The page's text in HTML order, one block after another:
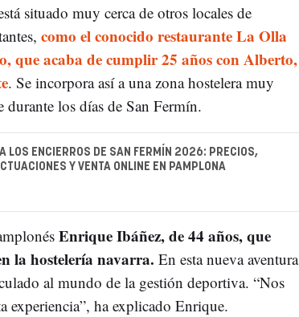
situado muy cerca de otros locales de
como el conocido restaurante La Olla
que acaba de cumplir 25 años con Alberto,
. Se incorpora así a una zona hostelera muy
durante los días de San Fermín.
LOS ENCIERROS DE SAN FERMÍN 2026: PRECIOS,
Y VENTA ONLINE EN PAMPLONA
Enrique Ibáñez, de 44 años, que
la hostelería navarra. En esta nueva aventura
al mundo de la gestión deportiva. “Nos
experiencia”, ha explicado Enrique.